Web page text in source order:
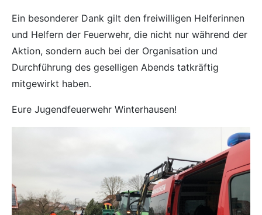
Ein besonderer Dank gilt den freiwilligen Helferinnen
und Helfern der Feuerwehr, die nicht nur während der
Aktion, sondern auch bei der Organisation und
Durchführung des geselligen Abends tatkräftig
mitgewirkt haben.
Eure Jugendfeuerwehr Winterhausen!